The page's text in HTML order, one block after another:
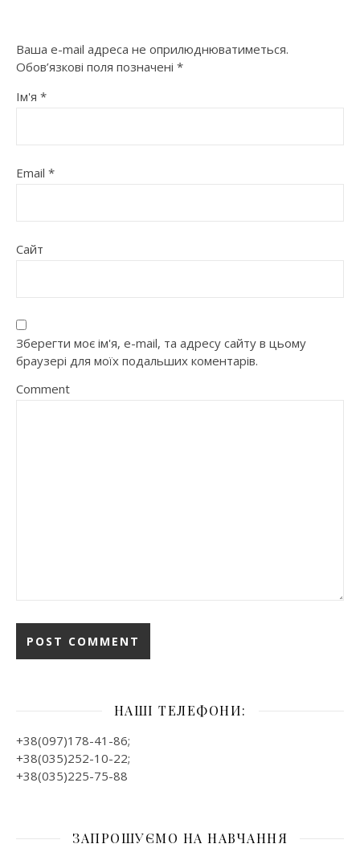
Ваша e-mail адреса не оприлюднюватиметься.
Обов’язкові поля позначені *
Ім'я *
Email *
Сайт
Зберегти моє ім'я, e-mail, та адресу сайту в цьому
браузері для моїх подальших коментарів.
Comment
НАШІ ТЕЛЕФОНИ:
+38(097)178-41-86;
+38(035)252-10-22;
+38(035)225-75-88
ЗАПРОШУЄМО НА НАВЧАННЯ